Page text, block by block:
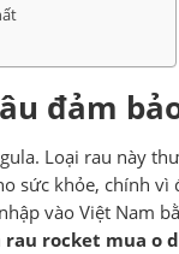
đảm
Loại rau này
sức khỏe, chính
vào Việt Nam
rau rocket mua o